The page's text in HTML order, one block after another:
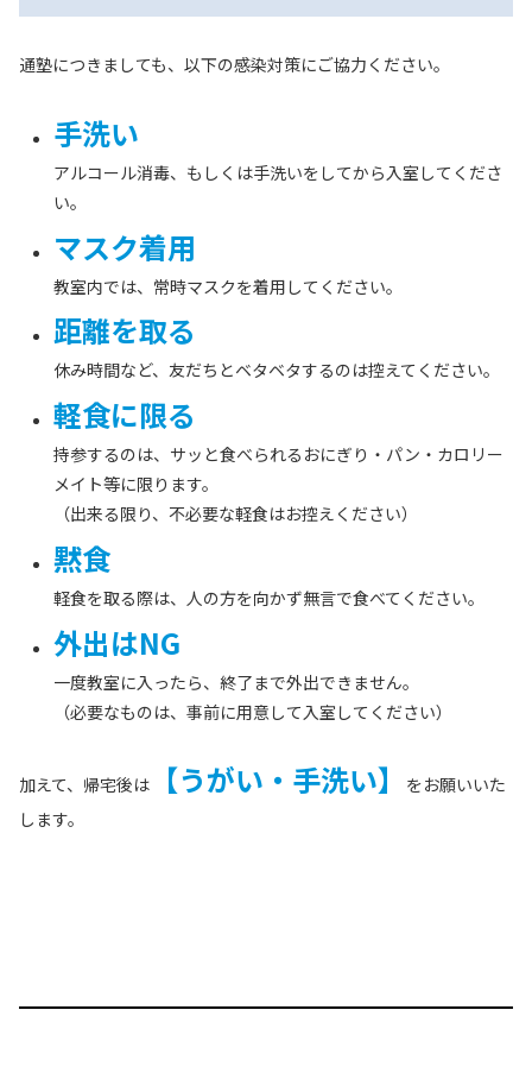
通塾につきましても、以下の感染対策にご協力ください。
手洗い
アルコール消毒、もしくは手洗いをしてから入室してくださ
い。
マスク着用
教室内では、常時マスクを着用してください。
距離を取る
休み時間など、友だちとベタベタするのは控えてください。
軽食に限る
持参するのは、サッと食べられるおにぎり・パン・カロリー
メイト等に限ります。
（出来る限り、不必要な軽食はお控えください）
黙食
軽食を取る際は、人の方を向かず無言で食べてください。
外出はNG
一度教室に入ったら、終了まで外出できません。
（必要なものは、事前に用意して入室してください）
加えて、帰宅後は 【うがい・手洗い】
をお願いいた
します。